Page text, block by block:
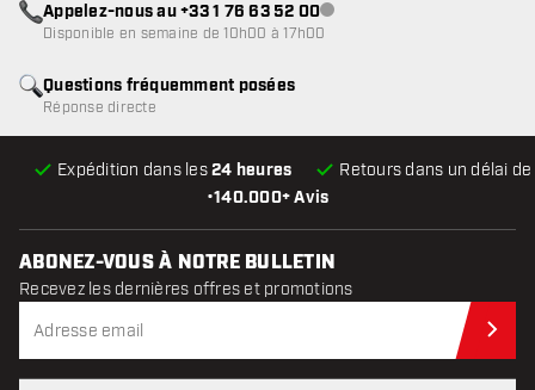
•140.000+ Avis
Expédition dans les24 heures Retours dans un délai de
Questions fréquemment posées
Réponse directe
Appelez-nous au +33 1 76 63 52 00Service client indisponible
Disponible en semaine de 10h00 à 17h00
ABONEZ-VOUS À NOTRE BULLETIN
Recevez les dernières offres et promotions